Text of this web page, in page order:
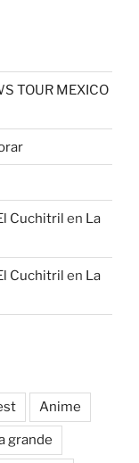
TOUR MEXICO
Cuchitril en La
Cuchitril en La
Anime
grande